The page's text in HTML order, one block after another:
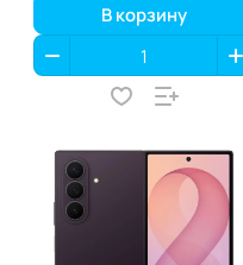
В корзину